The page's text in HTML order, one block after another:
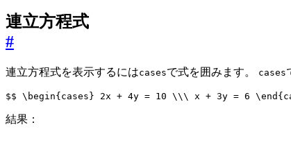
連立方程式
#
連立方程式を表示するにはcasesで式を囲みます。 cases
$$ \begin{cases} 2x + 4y = 10 \\\ x + 3y = 6 \end
結果：